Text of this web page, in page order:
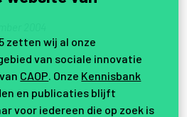
zetten wij al onze
van sociale innovatie
CAOP . Onze Kennisbank
en publicaties blijft
voor iedereen die op zoek is